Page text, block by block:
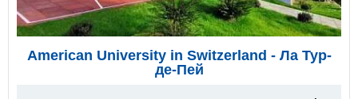
American University in Switzerland - Ла Тур-
де-Пей